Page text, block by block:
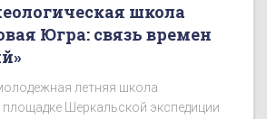
школа
Югра: связь времен
летняя школа
площадке Шеркальской экспедиции